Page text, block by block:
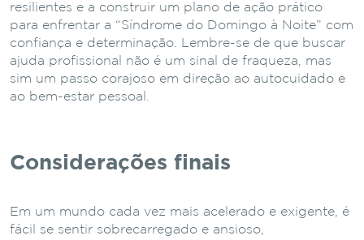
resilientes e a construir um plano de ação prático
para enfrentar a “Síndrome do Domingo à Noite” com
confiança e determinação. Lembre-se de que buscar
ajuda profissional não é um sinal de fraqueza, mas
sim um passo corajoso em direção ao autocuidado e
ao bem-estar pessoal.
Considerações finais
Em um mundo cada vez mais acelerado e exigente, é
fácil se sentir sobrecarregado e ansioso,